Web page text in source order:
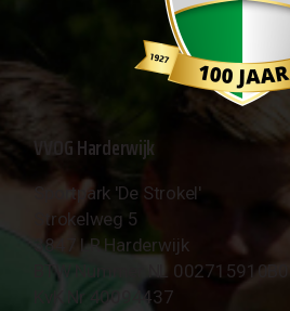
VVOG Harderwijk
Sportpark 'De Strokel'
Strokelweg 5
3847 LR Harderwijk
BTW Nummer NL 002715910B01
KvK Nr 40094437